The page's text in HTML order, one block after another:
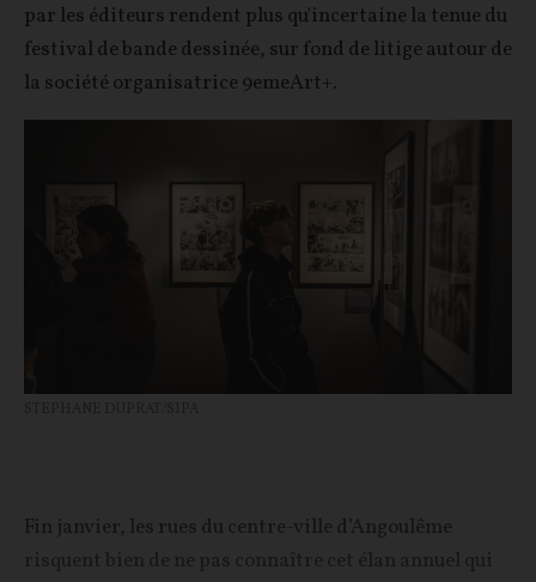
par les éditeurs rendent plus qu'incertaine la tenue du
festival de bande dessinée, sur fond de litige autour de
la société organisatrice 9emeArt+.
Fin janvier, les rues du centre-ville d’Angoulême